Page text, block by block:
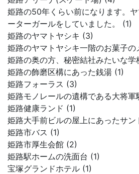
姫路の50年くらい前になります。
ーターガールをしていました。 (1)
姫路のヤマトヤシキ (3)
姫路のヤマトヤシキ一階のお菓子の
姫路の奥の方、秘密結社みたいな学
姫路の飾磨区構にあった銭湯 (1)
姫路フォーラス (3)
姫路モノレールの遺構である大将軍
姫路健康ランド (1)
姫路大手前ビルの屋上にあったサン
姫路市バス (1)
姫路市厚生会館 (2)
姫路駅ホームの洗面台 (1)
宝塚グランドホテル (1)